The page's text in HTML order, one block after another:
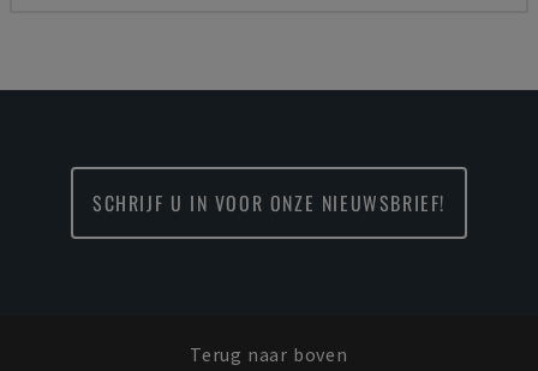
SCHRIJF U IN VOOR ONZE NIEUWSBRIEF!
Terug naar boven